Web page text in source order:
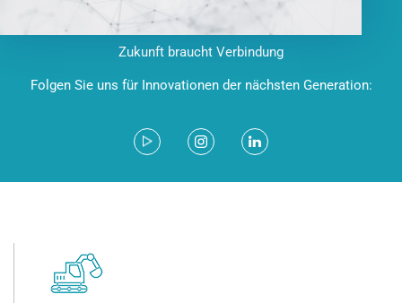
Zukunft braucht Verbindung
Folgen Sie uns für Innovationen der nächsten Generation: